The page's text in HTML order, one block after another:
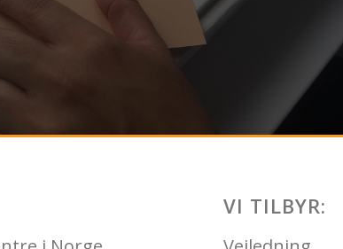
VI TILBYR: